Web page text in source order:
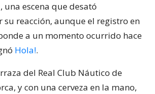
escena que desató
su reacción, aunque el registro en
a un momento ocurrido hace
Hola!.
del Real Club Náutico de
y con una cerveza en la mano,